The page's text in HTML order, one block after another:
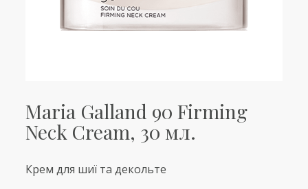
Maria Galland 90 Firming
Neck Cream, 30 мл.
Крем для шиї та декольте